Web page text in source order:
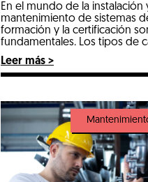
En el mundo de la instalación
mantenimiento de sistemas
formación y la certificación
fundamentales. Los tipos de
cada instalador de gas
pueden realizar los
artículo te contamos qué
puede ser el más […]
Leer más >